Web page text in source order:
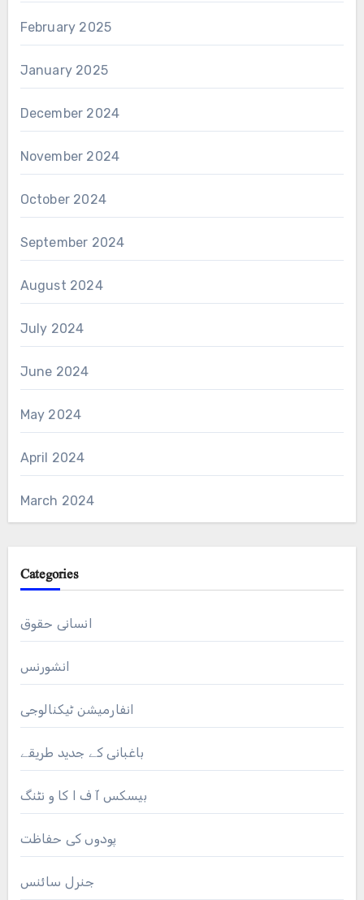
February 2025
January 2025
December 2024
November 2024
October 2024
September 2024
August 2024
July 2024
June 2024
May 2024
April 2024
March 2024
Categories
انسانی حقوق
انشورنس
انفارمیشن ٹیکنالوجی
باغبانی کے جدید طریقے
بیسکس آ ف ا کا و نٹنگ
پودوں کی حفاظت
جنرل سائنس